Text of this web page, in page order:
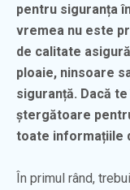
pentru siguranța
vremea nu este
de calitate
ploaie, ninsoare
siguranță. Dacă
ștergătoare
toate informațiile
În primul rând,